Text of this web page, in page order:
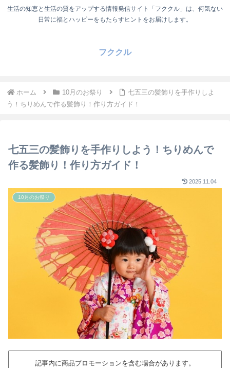
生活の知恵と生活の質をアップする情報発信サイト「フククル」は、何気ない
日常に福とハッピーをもたらすヒントをお届けします。
フククル
ホーム 10月のお祭り
七五三の髪飾りを手作りしよ
う！ちりめんで作る髪飾り！作り方ガイド！
七五三の髪飾りを手作りしよう！ちりめんで
作る髪飾り！作り方ガイド！
2025.11.04
10月のお祭り
記事内に商品プロモーションを含む場合があります。